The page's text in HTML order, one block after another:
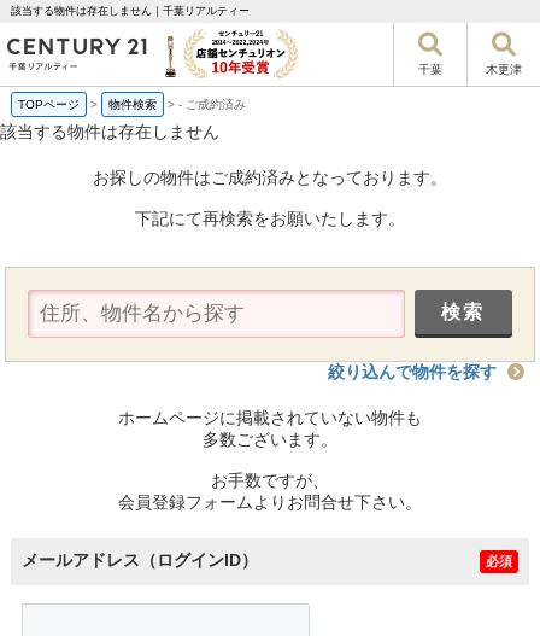
該当する物件は存在しません｜千葉リアルティー
千葉 木更津
TOPページ > 物件検索 >- ご成約済み
該当する物件は存在しません
お探しの物件はご成約済みとなっております。
下記にて再検索をお願いたします。
絞り込んで物件を探す
ホームページに掲載されていない物件も
多数ございます。
お手数ですが、
会員登録フォームよりお問合せ下さい。
メールアドレス（ログインID） 必須